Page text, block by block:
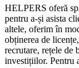
HELPERS oferă
pentru a-și asista
altele, oferim în
obținerea de
recrutare, rețele de
investițiilor. Pentru